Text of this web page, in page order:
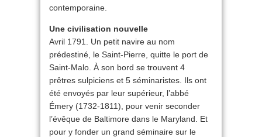
contemporaine.
Une civilisation nouvelle
Avril 1791. Un petit navire au nom
prédestiné, le Saint-Pierre, quitte le port de
Saint-Malo. À son bord se trouvent 4
prêtres sulpiciens et 5 séminaristes. Ils ont
été envoyés par leur supérieur, l’abbé
Émery (1732-1811), pour venir seconder
l’évêque de Baltimore dans le Maryland. Et
pour y fonder un grand séminaire sur le